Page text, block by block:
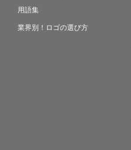
用語集
業界別！ロゴの選び方